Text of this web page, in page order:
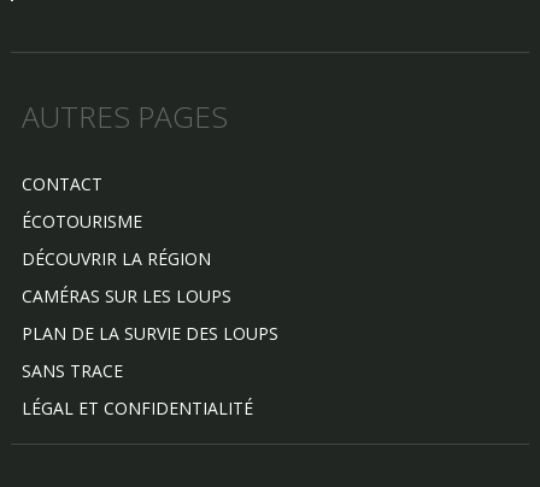
AUTRES PAGES
CONTACT
ÉCOTOURISME
DÉCOUVRIR LA RÉGION
CAMÉRAS SUR LES LOUPS
PLAN DE LA SURVIE DES LOUPS
SANS TRACE
LÉGAL ET CONFIDENTIALITÉ